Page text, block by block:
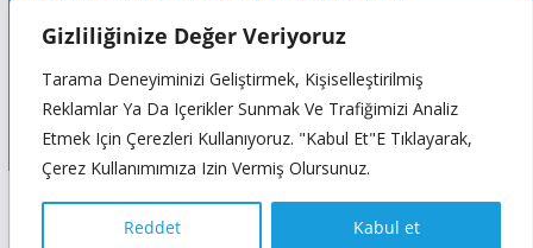
Gizliliğinize Değer Veriyoruz
Tarama Deneyiminizi Geliştirmek, Kişiselleştirilmiş
Reklamlar Ya Da Içerikler Sunmak Ve Trafiğimizi Analiz
Etmek Için Çerezleri Kullanıyoruz. "Kabul Et"e Tıklayarak,
Çerez Kullanımımıza Izin Vermiş Olursunuz.
Reddet Kabul et
Filimcilik, Yayıncılık, Prodöktörlük, Reklamcılık Işleri Ile
Ana Sözleşmede Yazılı Olan Diğer Işleri Yapar.
Mersis No: 0105002748700015